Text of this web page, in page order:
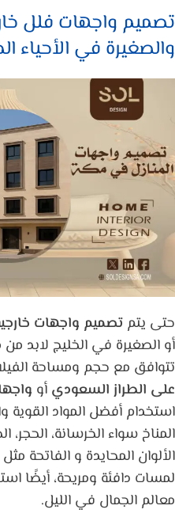
تصميم واجهات فلل
والصغيرة في الأحياء
حتى يتم تصميم واجهات
أو الصغيرة في الخليج لابد من
تتوافق مع حجم ومساحة
على الطراز السعودي أو
استخدام أفضل المواد القوية
المناخ سواء الخرسانة،
الألوان المحايدة و الفاتحة
لمسات دافئة ومريحة، أيضًا
معالم الجمال في الليل.